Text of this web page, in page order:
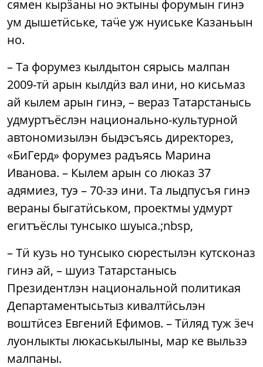
сямен кырӟаны но эктыны форумын гинэ
ум дышетӥське, таӵе уж нуиське Казаньын
но.
– Та форумез кылдытон сярысь малпан
2009-тӥ арын кылдӥз вал ини, но кисьмаз
ай кылем арын гинэ, – вераз Татарстанысь
удмуртъёслэн национально-культурной
автономизылэн быдэсъясь директорез,
«БиГерд» форумез радъясь Марина
Иванова. – Кылем арын со люказ 37
адямиез, туэ – 70-зэ ини. Та лыдпусъя гинэ
вераны быгатӥськом, проектмы удмурт
егитъёслы тунсыко шуыса.;nbsp,
– Тӥ кузь но тунсыко сюрестылэн кутсконаз
гинэ ай, – шуиз Татарстанысь
Президентлэн национальной политикая
Департаментысьтыз кивалтӥсьлэн
воштӥсез Евгений Ефимов. – Тӥляд туж ӟеч
луонлыкты люкаськылыны, мар ке выльзэ
малпаны.